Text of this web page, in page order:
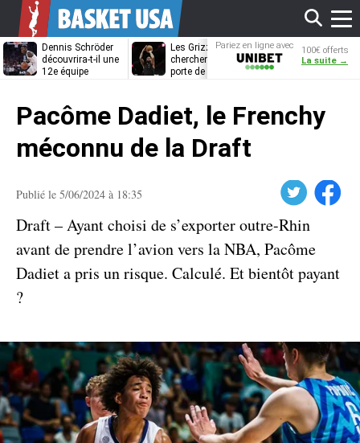
Dennis Schröder
découvrira-t-il une
12e équipe
Les Grizzlies
cherchent déjà une
porte de sortie
Dwane Casey
bientôt coach
Pariez en ligne avec
Unibet
100€ offerts
La suite →
Pacôme Dadiet, le Frenchy
méconnu de la Draft
Publié le 5/06/2024 à 18:35 Facebook
Draft – Ayant choisi de s’exporter outre-Rhin
avant de prendre l’avion vers la NBA, Pacôme
Dadiet a pris un risque. Calculé. Et bientôt payant
?